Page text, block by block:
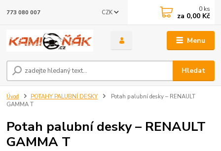
Menu
CZK
Hledat
773 080 007 0 ks
za 0,00 Kč
Úvod POTAHY PALUBNÍ DESKY
Potah palubní desky – RENAULT
GAMMA T
Potah palubní desky – RENAULT
GAMMA T